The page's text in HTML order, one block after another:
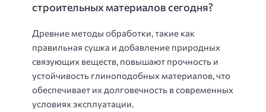
строительных материалов сегодня?
Древние методы обработки, такие как
правильная сушка и добавление природных
связующих веществ, повышают прочность и
устойчивость глиноподобных материалов, что
обеспечивает их долговечность в современных
условиях эксплуатации.